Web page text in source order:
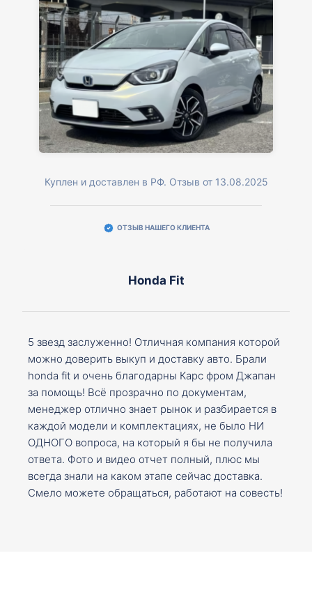
Куплен и доставлен в РФ. Отзыв от 13.08.2025
ОТЗЫВ НАШЕГО КЛИЕНТА
Honda Fit
5 звезд заслуженно! Отличная компания которой
можно доверить выкуп и доставку авто. Брали
honda fit и очень благодарны Карс фром Джапан
за помощь! Всё прозрачно по документам,
менеджер отлично знает рынок и разбирается в
каждой модели и комплектациях, не было НИ
ОДНОГО вопроса, на который я бы не получила
ответа. Фото и видео отчет полный, плюс мы
всегда знали на каком этапе сейчас доставка.
Смело можете обращаться, работают на совесть!